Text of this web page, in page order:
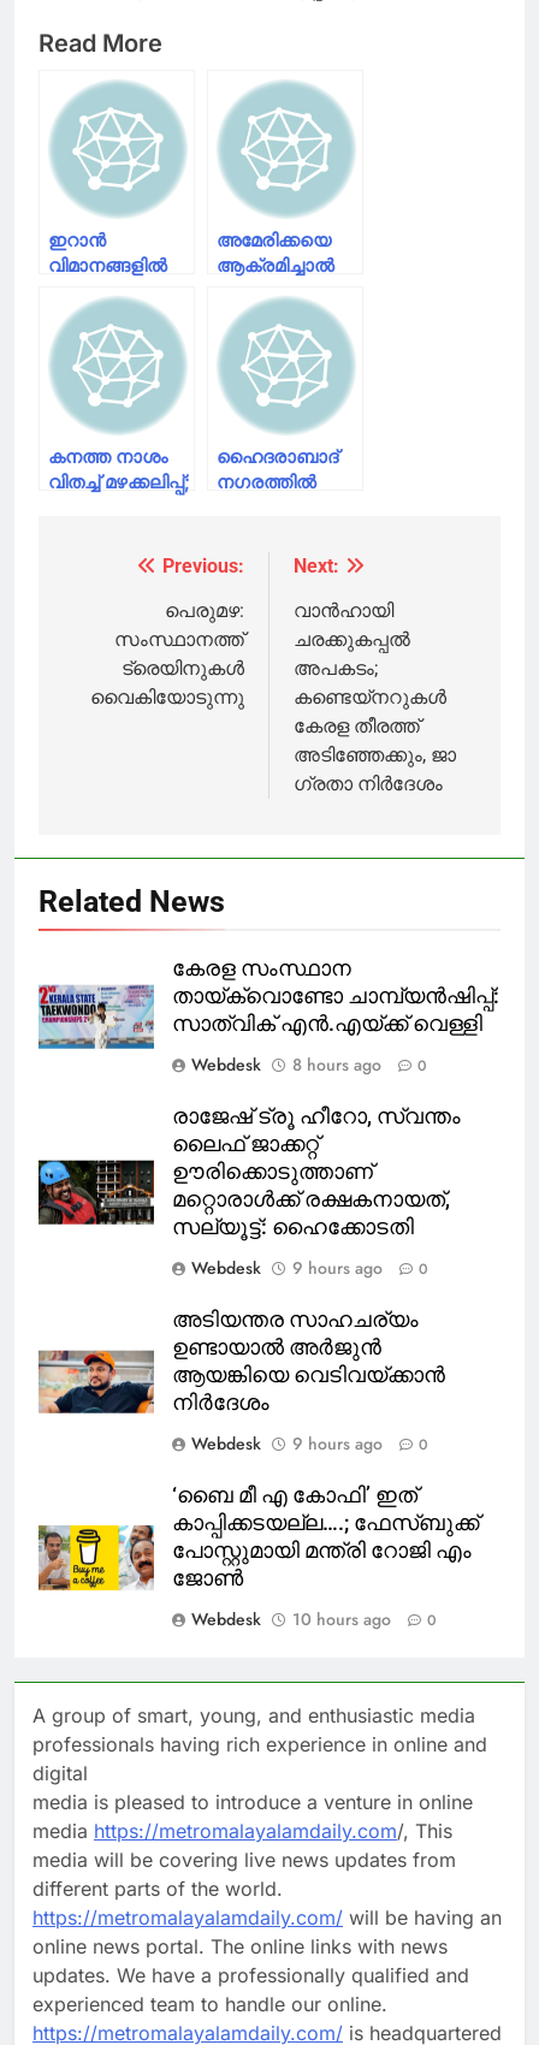
Read More
ഇറാൻ
വിമാനങ്ങളിൽ
ഇന്ധനം
നിറയ്ക്കുന്ന
വിമാനത്തിന്
നേരെ
ഇസ്രയേൽ
ആക്രമണം
അമേരിക്കയെ
ആക്രമിച്ചാൽ
സൈന്യത്തിന്റെ
പൂർണശക്തി
ഇറാൻ അറിയും;
ഇസ്രയേലിന്റെ
ആക്രമണത്തിൽ
പങ്കില്ല’; ട്രംപ്
കനത്ത നാശം
വിതച്ച് മഴക്കലിപ്പ്;
ഉരുൾ പൊട്ടലും
ഹൈദരാബാദ്
നഗരത്തില്‍
മരണം
navigation
Previous:
പെരുമഴ:
സംസ്ഥാനത്ത്
ട്രെയിനുകൾ
വൈകിയോടുന്നു
Next:
വാൻഹായി
ചരക്കുകപ്പൽ
അപകടം;
കണ്ടെയ്നറുകൾ
കേരള തീരത്ത്
അടിഞ്ഞേക്കും, ജാ​
ഗ്രതാ നിർദേശം
Related News
കേരള സംസ്ഥാന
തായ്‌ക്വൊണ്ടോ ചാമ്പ്യൻഷിപ്പ്:
സാത്വിക് എൻ.എയ്ക്ക് വെള്ളി
Webdesk
8 hours ago 0
രാജേഷ് ട്രൂ ഹീറോ, സ്വന്തം
ലൈഫ് ജാക്കറ്റ്
ഊരിക്കൊടുത്താണ്
മറ്റൊരാള്‍ക്ക് രക്ഷകനായത്,
സല്യൂട്ട്: ഹൈക്കോടതി
Webdesk
9 hours ago 0
അടിയന്തര സാഹചര്യം
ഉണ്ടായാല്‍ അര്‍ജുന്‍
ആയങ്കിയെ വെടിവയ്ക്കാന്‍
നിര്‍ദേശം
Webdesk
9 hours ago 0
‘ബൈ മീ എ കോഫി’ ഇത്
കാപ്പിക്കടയല്ല….; ഫേസ്ബുക്ക്
പോസ്റ്റുമായി മന്ത്രി റോജി എം
ജോൺ
Webdesk
10 hours ago 0
A group of smart, young, and enthusiastic media
professionals having rich experience in online and
digital
media is pleased to introduce a venture in online
media https://metromalayalamdaily.com/, This
media will be covering live news updates from
different parts of the world.
https://metromalayalamdaily.com/ will be having an
online news portal. The online links with news
updates. We have a professionally qualified and
experienced team to handle our online.
https://metromalayalamdaily.com/ is headquartered